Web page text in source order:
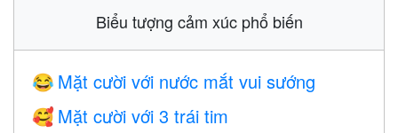
Biểu tượng cảm xúc phổ biến
😂 Mặt cười với nước mắt vui sướng
🥰 Mặt cười với 3 trái tim